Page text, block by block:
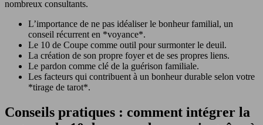
nombreux consultants.
L’importance de ne pas idéaliser le bonheur familial, un
conseil récurrent en *voyance*.
Le 10 de Coupe comme outil pour surmonter le deuil.
La création de son propre foyer et de ses propres liens.
Le pardon comme clé de la guérison familiale.
Les facteurs qui contribuent à un bonheur durable selon votre
*tirage de tarot*.
Conseils pratiques : comment intégrer la